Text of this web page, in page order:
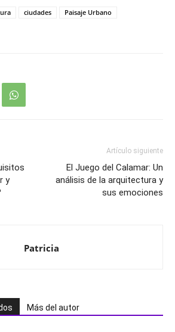
ciudades
Paisaje Urbano
y
Artículo siguiente
El Juego del Calamar: Un
análisis de la arquitectura y
sus emociones
Patricia
Más del autor